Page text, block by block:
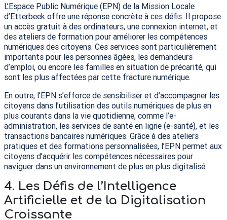
L’Espace Public Numérique (EPN) de la Mission Locale
d’Etterbeek offre une réponse concrète à ces défis. Il propose
un accès gratuit à des ordinateurs, une connexion internet, et
des ateliers de formation pour améliorer les compétences
numériques des citoyens. Ces services sont particulièrement
importants pour les personnes âgées, les demandeurs
d’emploi, ou encore les familles en situation de précarité, qui
sont les plus affectées par cette fracture numérique.
En outre, l’EPN s’efforce de sensibiliser et d’accompagner les
citoyens dans l’utilisation des outils numériques de plus en
plus courants dans la vie quotidienne, comme l’e-
administration, les services de santé en ligne (e-santé), et les
transactions bancaires numériques. Grâce à des ateliers
pratiques et des formations personnalisées, l’EPN permet aux
citoyens d’acquérir les compétences nécessaires pour
naviguer dans un environnement de plus en plus digitalisé.
4. Les Défis de l’Intelligence
Artificielle et de la Digitalisation
Croissante